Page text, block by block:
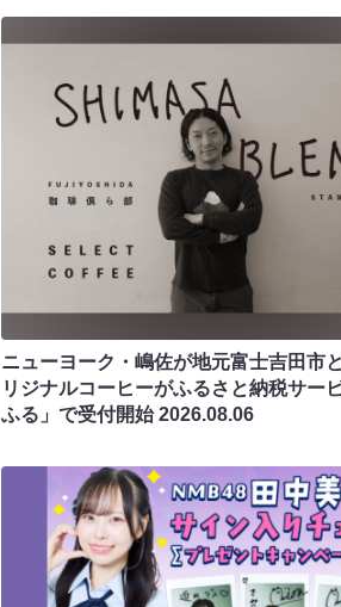
ニューヨーク・嶋佐が地元富士吉田市
リジナルコーヒーがふるさと納税サー
ふる」で受付開始2026.08.06